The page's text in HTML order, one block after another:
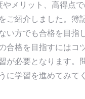
メリット、高得点
ご紹介しました。簿
い方でも合格を目指
合格を目指すにはコ
が必要となります。
に学習を進めてみて